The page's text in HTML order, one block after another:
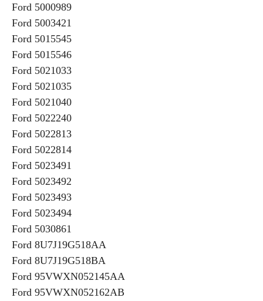
Ford 5000989
Ford 5003421
Ford 5015545
Ford 5015546
Ford 5021033
Ford 5021035
Ford 5021040
Ford 5022240
Ford 5022813
Ford 5022814
Ford 5023491
Ford 5023492
Ford 5023493
Ford 5023494
Ford 5030861
Ford 8U7J19G518AA
Ford 8U7J19G518BA
Ford 95VWXN052145AA
Ford 95VWXN052162AB